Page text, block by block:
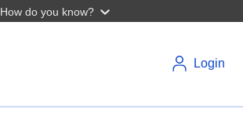
How do you know?
Login